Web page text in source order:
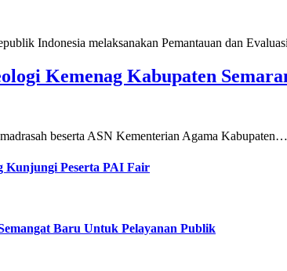
Indonesia melaksanakan Pemantauan dan
Kemenag Kabupaten
beserta ASN Kementerian Agama Kabupaten…
Kunjungi Peserta PAI Fair
Baru Untuk Pelayanan Publik